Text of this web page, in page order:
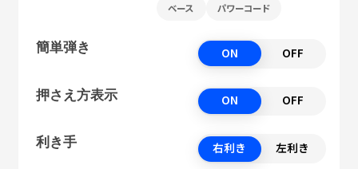
ベース パワーコード
簡単弾き ON OFF
押さえ方表示 ON OFF
利き手 右利き 左利き